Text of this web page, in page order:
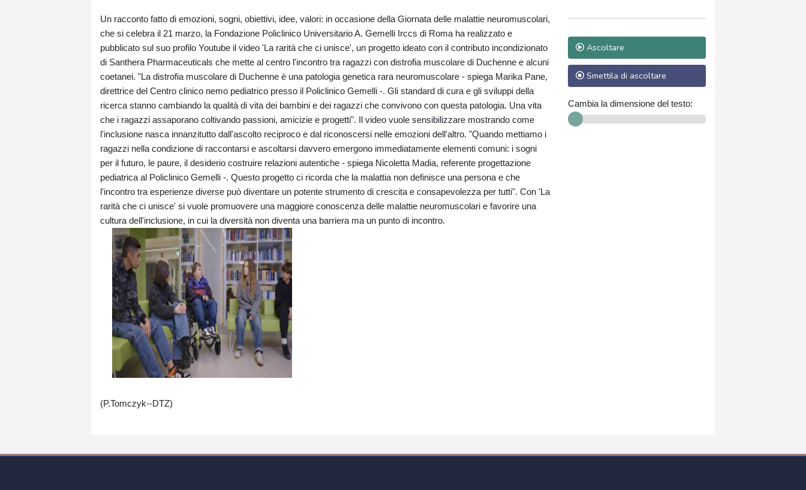
Un racconto fatto di emozioni, sogni, obiettivi, idee, valori: in occasione della Giornata delle malattie neuromuscolari,
che si celebra il 21 marzo, la Fondazione Policlinico Universitario A. Gemelli Irccs di Roma ha realizzato e
pubblicato sul suo profilo Youtube il video 'La rarità che ci unisce', un progetto ideato con il contributo incondizionato
di Santhera Pharmaceuticals che mette al centro l'incontro tra ragazzi con distrofia muscolare di Duchenne e alcuni
coetanei. "La distrofia muscolare di Duchenne è una patologia genetica rara neuromuscolare - spiega Marika Pane,
direttrice del Centro clinico nemo pediatrico presso il Policlinico Gemelli -. Gli standard di cura e gli sviluppi della
ricerca stanno cambiando la qualità di vita dei bambini e dei ragazzi che convivono con questa patologia. Una vita
che i ragazzi assaporano coltivando passioni, amicizie e progetti". Il video vuole sensibilizzare mostrando come
l'inclusione nasca innanzitutto dall'ascolto reciproco e dal riconoscersi nelle emozioni dell'altro. "Quando mettiamo i
ragazzi nella condizione di raccontarsi e ascoltarsi davvero emergono immediatamente elementi comuni: i sogni
per il futuro, le paure, il desiderio costruire relazioni autentiche - spiega Nicoletta Madia, referente progettazione
pediatrica al Policlinico Gemelli -. Questo progetto ci ricorda che la malattia non definisce una persona e che
l'incontro tra esperienze diverse può diventare un potente strumento di crescita e consapevolezza per tutti". Con 'La
rarità che ci unisce' si vuole promuovere una maggiore conoscenza delle malattie neuromuscolari e favorire una
cultura dell'inclusione, in cui la diversità non diventa una barriera ma un punto di incontro.
(P.Tomczyk--DTZ)
Ascoltare
Smettila di ascoltare
Cambia la dimensione del testo: